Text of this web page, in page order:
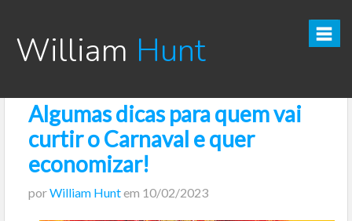
William Hunt
CURSO TESOURO DIRETO PRO
CURSO SEGREDOS DOS INVESTIMENTOS PARA INICIANTES
VÍDEOS
Algumas dicas para quem vai
curtir o Carnaval e quer
economizar!
porWilliam Huntem 10/02/2023